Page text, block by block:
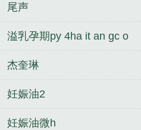
局番外
禁庭知春晓by砚秋结局番外
木犀结局番外
by南谯居北笔趣阁无弹窗
完整版
删减完整版
尾声
溢乳孕期py 4ha it an gc o
杰奎琳
妊娠油2
妊娠油微h